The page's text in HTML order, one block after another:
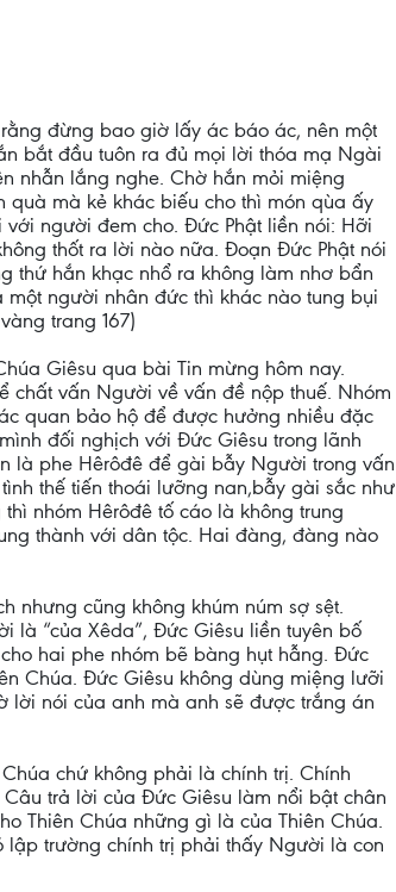
đừng bao giờ lấy ác báo ác, nên một
bắt đầu tuôn ra đủ mọi lời thóa mạ Ngài
nhẫn lắng nghe. Chờ hắn mỏi miệng
quà mà kẻ khác biếu cho thì món qùa ấy
người đem cho. Đức Phật liền nói: Hỡi
thốt ra lời nào nữa. Đoạn Đức Phật nói
thứ hắn khạc nhổ ra không làm nhơ bẩn
người nhân đức thì khác nào tung bụi
trang 167)
Giêsu qua bài Tin mừng hôm nay.
chất vấn Người về vấn đề nộp thuế. Nhóm
quan bảo hộ để được hưởng nhiều đặc
đối nghịch với Đức Giêsu trong lãnh
là phe Hêrôđê để gài bẫy Người trong vấn
thế tiến thoái lưỡng nan,bẫy gài sắc như
nhóm Hêrôđê tố cáo là không trung
thành với dân tộc. Hai đàng, đàng nào
nhưng cũng không khúm núm sợ sệt.
là “của Xêda”, Đức Giêsu liền tuyên bố
hai phe nhóm bẽ bàng hụt hẫng. Đức
Chúa. Đức Giêsu không dùng miệng lưỡi
lời nói của anh mà anh sẽ được trắng án
chứ không phải là chính trị. Chính
trả lời của Đức Giêsu làm nổi bật chân
Thiên Chúa những gì là của Thiên Chúa.
trường chính trị phải thấy Người là con